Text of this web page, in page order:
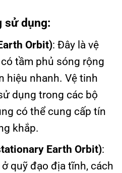
sử dụng:
Orbit): Đây là vệ
tầm phủ sóng rộng
hiệu nhanh. Vệ tinh
dụng trong các bộ
có thể cung cấp tín
khắp.
Earth Orbit):
quỹ đạo địa tĩnh, cách